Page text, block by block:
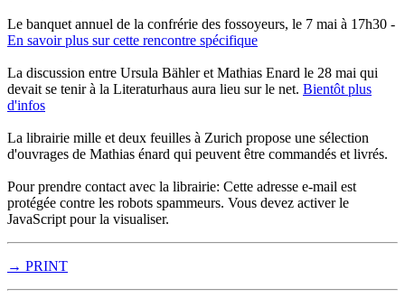
Le banquet annuel de la confrérie des fossoyeurs, le 7 mai à 17h30 -
En savoir plus sur cette rencontre spécifique
La discussion entre Ursula Bähler et Mathias Enard le 28 mai qui
devait se tenir à la Literaturhaus aura lieu sur le net. Bientôt plus
d'infos
La librairie mille et deux feuilles à Zurich propose une sélection
d'ouvrages de Mathias énard qui peuvent être commandés et livrés.
Pour prendre contact avec la librairie: Cette adresse e-mail est
protégée contre les robots spammeurs. Vous devez activer le
JavaScript pour la visualiser.
→ PRINT